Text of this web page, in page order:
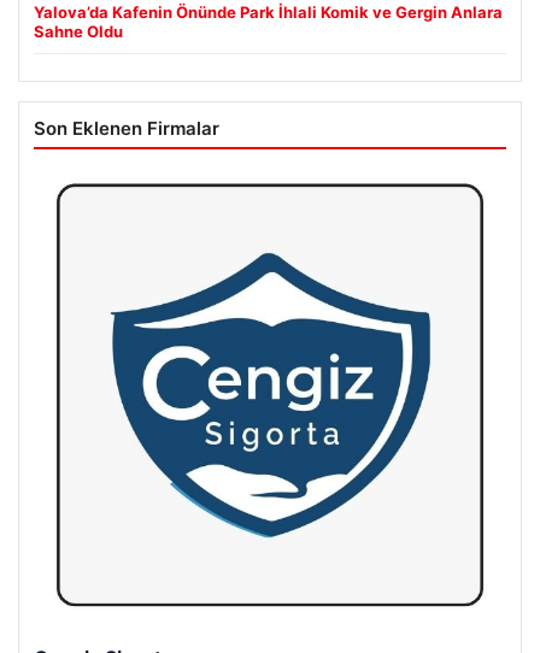
Yalova’da Kafenin Önünde Park İhlali Komik ve Gergin Anlara
Sahne Oldu
Son Eklenen Firmalar